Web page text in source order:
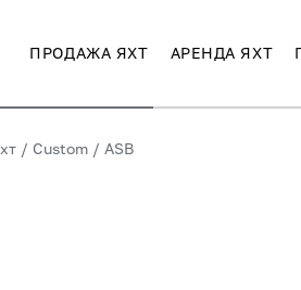
ПРОДАЖА ЯХТ АРЕНДА ЯХТ
/ Custom / ASB